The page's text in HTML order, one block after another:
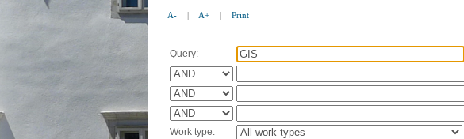
A- | A+ | Print
Query:
Work type: